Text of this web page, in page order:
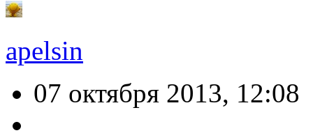
apelsin
07 октября 2013, 12:08